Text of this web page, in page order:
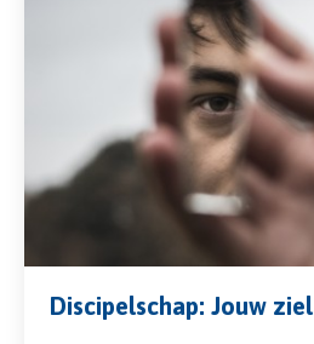
Discipelschap: Jouw